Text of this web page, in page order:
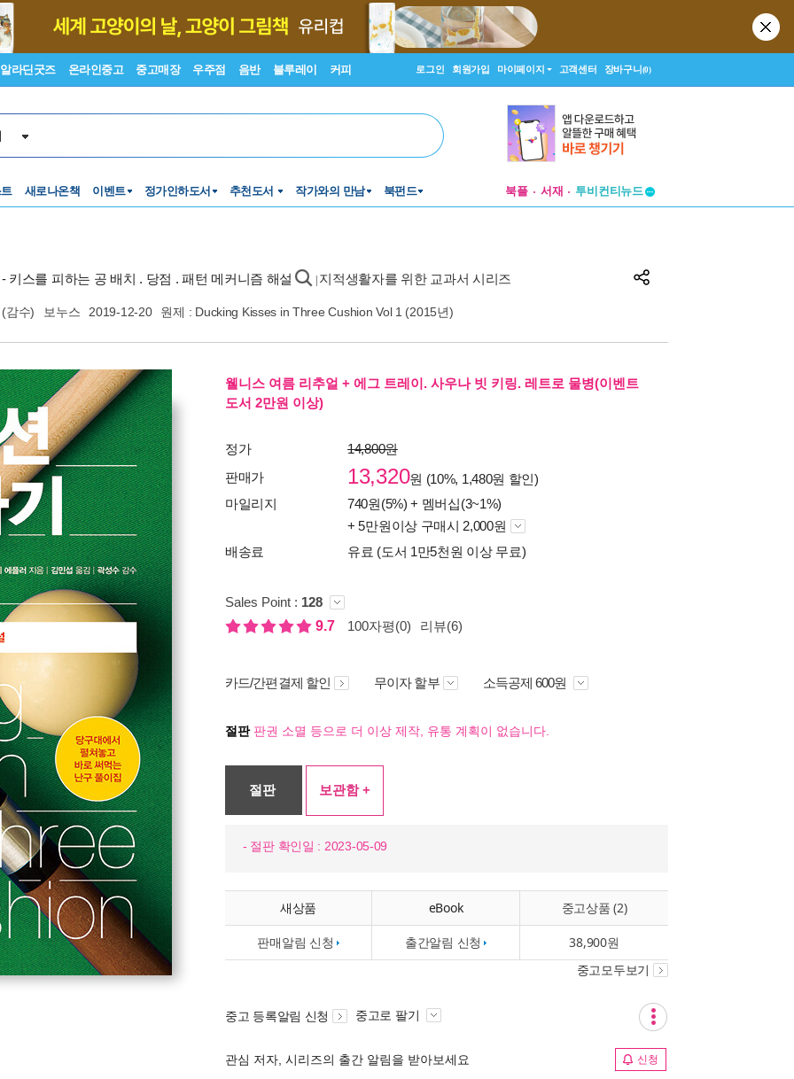
알라딘굿즈 온라인중고 중고매장 우주점 음반 블루레이 커피 로그인 회원가입 마이페이지 고객센터 장바구니(0)
새로나온책 이벤트 정가인하도서 추천도서 작가와의 만남 북펀드 북플 서재
투비컨티뉴드
- 키스를 피하는 공 배치 . 당점 . 패턴 메커니즘 해설 지적생활자를 위한 교과서 시리즈
감수) 보누스 2019-12-20 원제 : Ducking Kisses in Three Cushion Vol 1 (2015년)
웰니스 여름 리추얼 + 에그 트레이. 사우나 빗 키링. 레트로 물병(이벤트
도서 2만원 이상)
정가
14,800원
판매가
13,320원 (10%, 1,480원 할인)
마일리지
740원(5%) + 멤버십(3~1%)
+ 5만원이상 구매시 2,000원
배송료
유료 (도서 1만5천원 이상 무료)
Sales Point : 128
9.7
100자평(0) 리뷰(6)
카드/간편결제 할인 무이자 할부 소득공제 600원
절판판권 소멸 등으로 더 이상 제작, 유통 계획이 없습니다.
절판 보관함 +
- 절판 확인일 : 2023-05-09
새상품 eBook 중고상품 (2)
판매알림 신청 출간알림 신청 38,900원
중고모두보기
중고 등록알림 신청 중고로 팔기
관심 저자, 시리즈의 출간 알림을 받아보세요 신청